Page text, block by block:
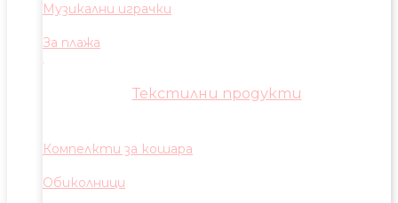
Музикални играчки
За плажа
Текстилни продукти
Компелкти за кошара
Обиколници